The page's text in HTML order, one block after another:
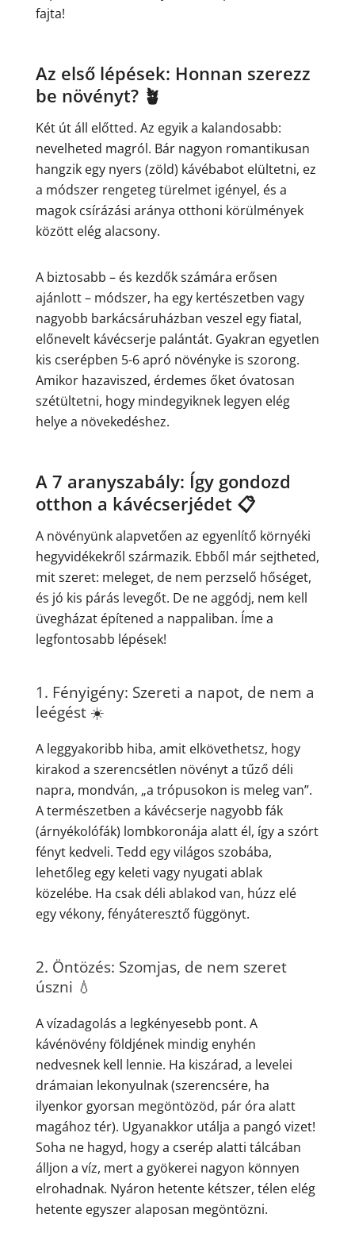
fajta!
Az első lépések: Honnan szerezz
be növényt? 🪴
Két út áll előtted. Az egyik a kalandosabb:
nevelheted magról. Bár nagyon romantikusan
hangzik egy nyers (zöld) kávébabot elültetni, ez
a módszer rengeteg türelmet igényel, és a
magok csírázási aránya otthoni körülmények
között elég alacsony.
A biztosabb – és kezdők számára erősen
ajánlott – módszer, ha egy kertészetben vagy
nagyobb barkácsáruházban veszel egy fiatal,
előnevelt kávécserje palántát. Gyakran egyetlen
kis cserépben 5-6 apró növényke is szorong.
Amikor hazaviszed, érdemes őket óvatosan
szétültetni, hogy mindegyiknek legyen elég
helye a növekedéshez.
A 7 aranyszabály: Így gondozd
otthon a kávécserjédet 📋
A növényünk alapvetően az egyenlítő környéki
hegyvidékekről származik. Ebből már sejtheted,
mit szeret: meleget, de nem perzselő hőséget,
és jó kis párás levegőt. De ne aggódj, nem kell
üvegházat építened a nappaliban. Íme a
legfontosabb lépések!
1. Fényigény: Szereti a napot, de nem a
leégést ☀️
A leggyakoribb hiba, amit elkövethetsz, hogy
kirakod a szerencsétlen növényt a tűző déli
napra, mondván, „a trópusokon is meleg van”.
A természetben a kávécserje nagyobb fák
(árnyékolófák) lombkoronája alatt él, így a szórt
fényt kedveli. Tedd egy világos szobába,
lehetőleg egy keleti vagy nyugati ablak
közelébe. Ha csak déli ablakod van, húzz elé
egy vékony, fényáteresztő függönyt.
2. Öntözés: Szomjas, de nem szeret
úszni 💧
A vízadagolás a legkényesebb pont. A
kávénövény földjének mindig enyhén
nedvesnek kell lennie. Ha kiszárad, a levelei
drámaian lekonyulnak (szerencsére, ha
ilyenkor gyorsan megöntözöd, pár óra alatt
magához tér). Ugyanakkor utálja a pangó vizet!
Soha ne hagyd, hogy a cserép alatti tálcában
álljon a víz, mert a gyökerei nagyon könnyen
elrohadnak. Nyáron hetente kétszer, télen elég
hetente egyszer alaposan megöntözni.